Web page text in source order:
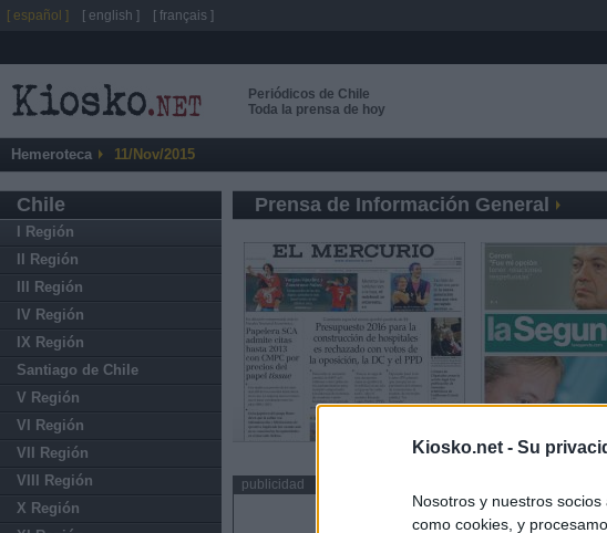
Kiosko.net - Su
Nosotros y nuestros
como cookies, y
Periódicos de Chile
Toda la prensa de hoy
Hemeroteca 11/Nov/2015
Chile
I Región
II Región
III Región
IV Región
IX Región
Santiago de Chile
V Región
VI Región
VII Región
VIII Región
X Región
Prensa de Información General
publicidad
[ español ] [ english ] [ français ]